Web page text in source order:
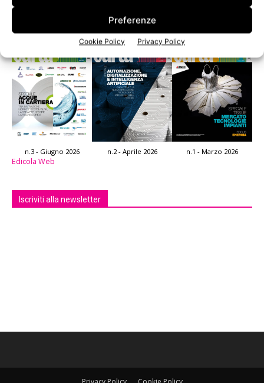
Preferenze
Cookie Policy Privacy Policy
n.3 - Giugno 2026 n.2 - Aprile 2026 n.1 - Marzo 2026
Edicola Web
Iscriviti alla newsletter